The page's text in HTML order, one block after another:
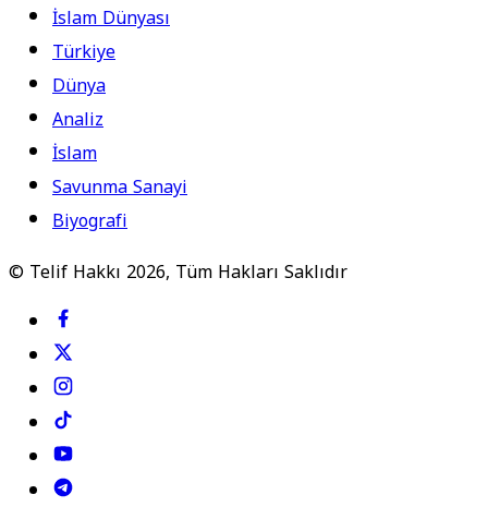
İslam Dünyası
Türkiye
Dünya
Analiz
İslam
Savunma Sanayi
Biyografi
© Telif Hakkı 2026, Tüm Hakları Saklıdır